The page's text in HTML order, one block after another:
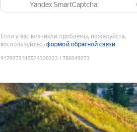
Yandex SmartCaptcha
Если у вас возникли проблемы, пожалуйста,
воспользуйтесьформой обратной связи
9179273315524320322:1786049273